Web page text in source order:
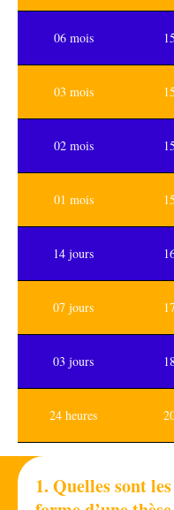
06 mois
03 mois
02 mois
01 mois
14 jours
07 jours
03 jours
24 heures
1. Quelles sont